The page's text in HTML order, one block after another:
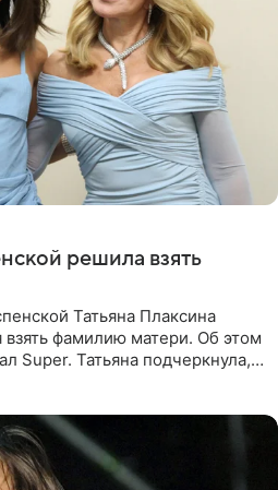
решила взять
Татьяна Плаксина
взять фамилию матери. Об этом
Super. Татьяна подчеркнула,